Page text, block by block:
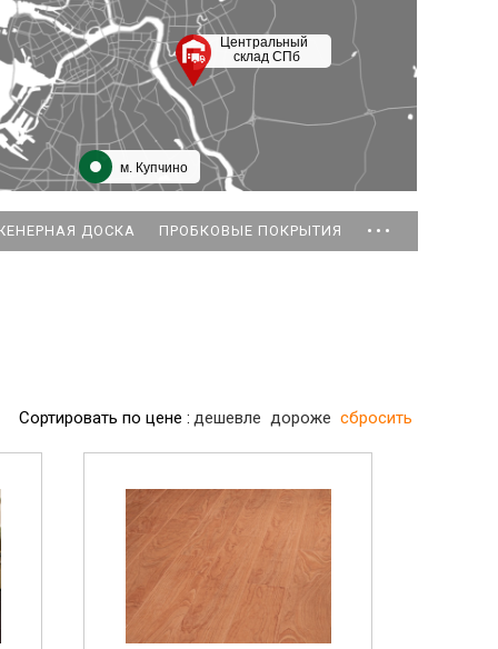
м. Купчино
Центральный
склад СПб
ДОСКА ПРОБКОВЫЕ ПОКРЫТИЯ ...
Сортировать по цене : дешевле дороже сбросить